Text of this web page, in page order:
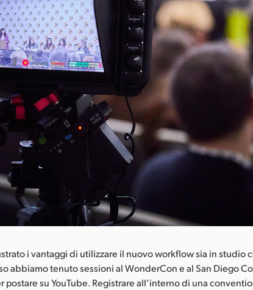
i vantaggi di utilizzare il nuovo workflow sia in studio
abbiamo tenuto sessioni al WonderCon e al San Diego
postare su YouTube. Registrare all’interno di una